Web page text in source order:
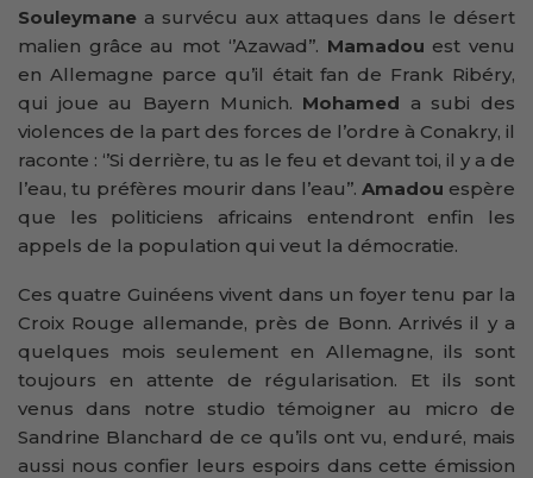
Souleymane a survécu aux attaques dans le désert
malien grâce au mot ‘’Azawad’’. Mamadou est venu
en Allemagne parce qu’il était fan de Frank Ribéry,
qui joue au Bayern Munich. Mohamed a subi des
violences de la part des forces de l’ordre à Conakry, il
raconte : ‘’Si derrière, tu as le feu et devant toi, il y a de
l’eau, tu préfères mourir dans l’eau’’. Amadou espère
que les politiciens africains entendront enfin les
appels de la population qui veut la démocratie.
Ces quatre Guinéens vivent dans un foyer tenu par la
Croix Rouge allemande, près de Bonn. Arrivés il y a
quelques mois seulement en Allemagne, ils sont
toujours en attente de régularisation. Et ils sont
venus dans notre studio témoigner au micro de
Sandrine Blanchard de ce qu’ils ont vu, enduré, mais
aussi nous confier leurs espoirs dans cette émission